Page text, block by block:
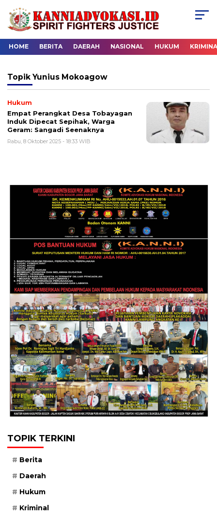
HOME BERITA DAERAH NASIONAL HUKUM
Topik Yunius Mokoagow
Hukum
Empat Perangkat Desa Tobayagan
Induk Dipecat Sepihak, Warga
Geram: Sangadi Seenaknya
Rabu, 8 Oktober 2025 - 18:33 WIB
TOPIK TERKINI
Berita
Daerah
Hukum
Kriminal